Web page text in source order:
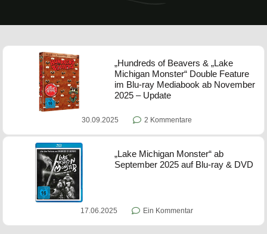
„Hundreds of Beavers & „Lake
Michigan Monster“ Double Feature
im Blu-ray Mediabook ab November
2025 – Update
30.09.2025 2 Kommentare
„Lake Michigan Monster“ ab
September 2025 auf Blu-ray & DVD
17.06.2025 Ein Kommentar